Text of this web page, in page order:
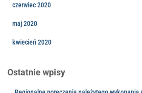
czerwiec 2020
maj 2020
kwiecień 2020
Ostatnie wpisy